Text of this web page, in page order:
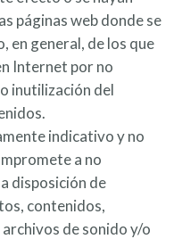
páginas web donde se
en general, de los que
Internet por no
inutilización del
indicativo y no
a no
disposición de
contenidos,
de sonido y/o